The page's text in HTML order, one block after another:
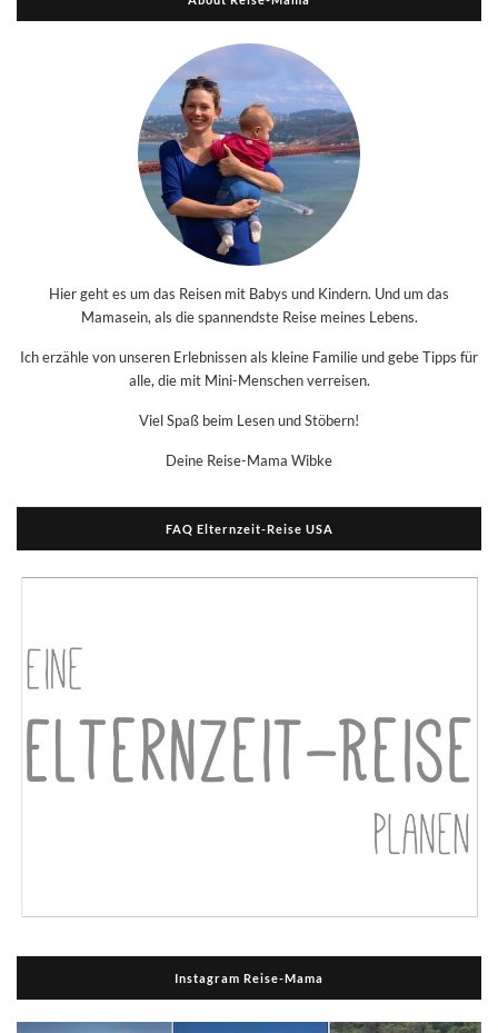
Hier geht es um das Reisen mit Babys und Kindern. Und um das
Mamasein, als die spannendste Reise meines Lebens.
Ich erzähle von unseren Erlebnissen als kleine Familie und gebe Tipps für
alle, die mit Mini-Menschen verreisen.
Viel Spaß beim Lesen und Stöbern!
Deine Reise-Mama Wibke
FAQ Elternzeit-Reise USA
Instagram Reise-Mama